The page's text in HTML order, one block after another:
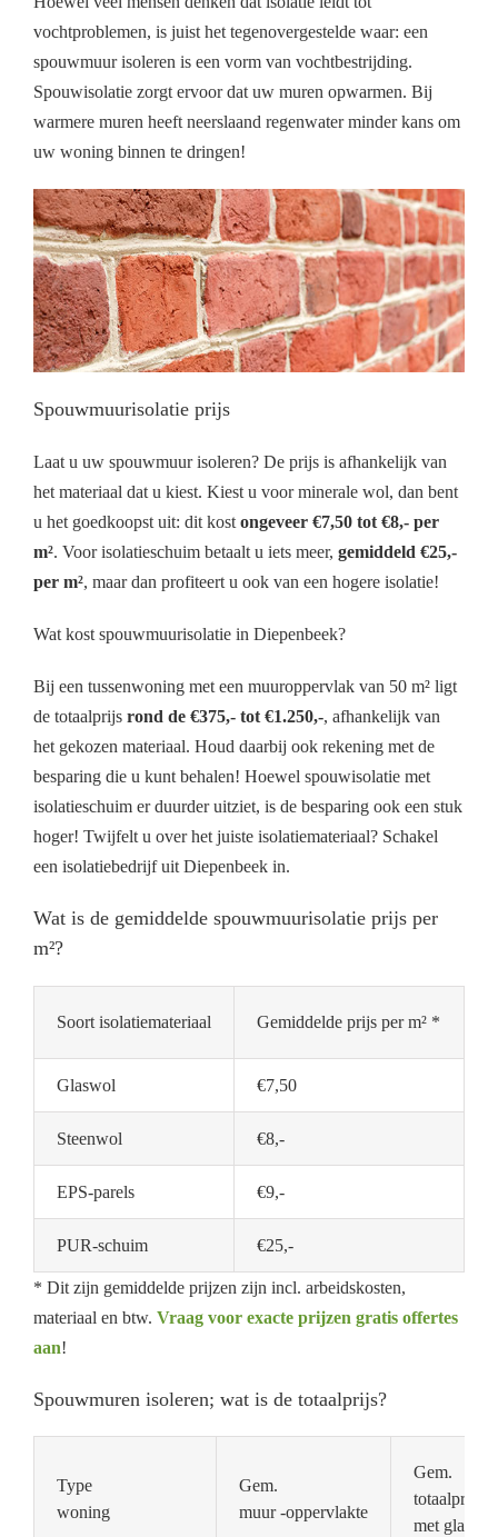
vochtproblemen, is juist het tegenovergestelde waar: een
spouwmuur isoleren is een vorm van vochtbestrijding.
Spouwisolatie zorgt ervoor dat uw muren opwarmen. Bij
warmere muren heeft neerslaand regenwater minder kans om
uw woning binnen te dringen!
Spouwmuurisolatie prijs
Laat u uw spouwmuur isoleren? De prijs is afhankelijk van
het materiaal dat u kiest. Kiest u voor minerale wol, dan bent
u het goedkoopst uit: dit kost ongeveer €7,50 tot €8,- per
m². Voor isolatieschuim betaalt u iets meer, gemiddeld €25,-
per m², maar dan profiteert u ook van een hogere isolatie!
Wat kost spouwmuurisolatie in Diepenbeek?
Bij een tussenwoning met een muuroppervlak van 50 m² ligt
de totaalprijs rond de €375,- tot €1.250,-, afhankelijk van
het gekozen materiaal. Houd daarbij ook rekening met de
besparing die u kunt behalen! Hoewel spouwisolatie met
isolatieschuim er duurder uitziet, is de besparing ook een stuk
hoger! Twijfelt u over het juiste isolatiemateriaal? Schakel
een isolatiebedrijf uit Diepenbeek in.
Wat is de gemiddelde spouwmuurisolatie prijs per
m²?
Soort isolatiemateriaal Gemiddelde prijs per m² *
Glaswol €7,50
Steenwol €8,-
EPS-parels €9,-
PUR-schuim €25,-
* Dit zijn gemiddelde prijzen zijn incl. arbeidskosten,
materiaal en btw. Vraag voor exacte prijzen gratis offertes
aan!
Spouwmuren isoleren; wat is de totaalprijs?
Type
woning
Gem.
muur -oppervlakte
Gem.
totaalprijs
met